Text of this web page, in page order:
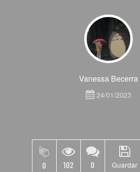
Vanessa Becerra
24/01/2023
0 102 0 Guardar